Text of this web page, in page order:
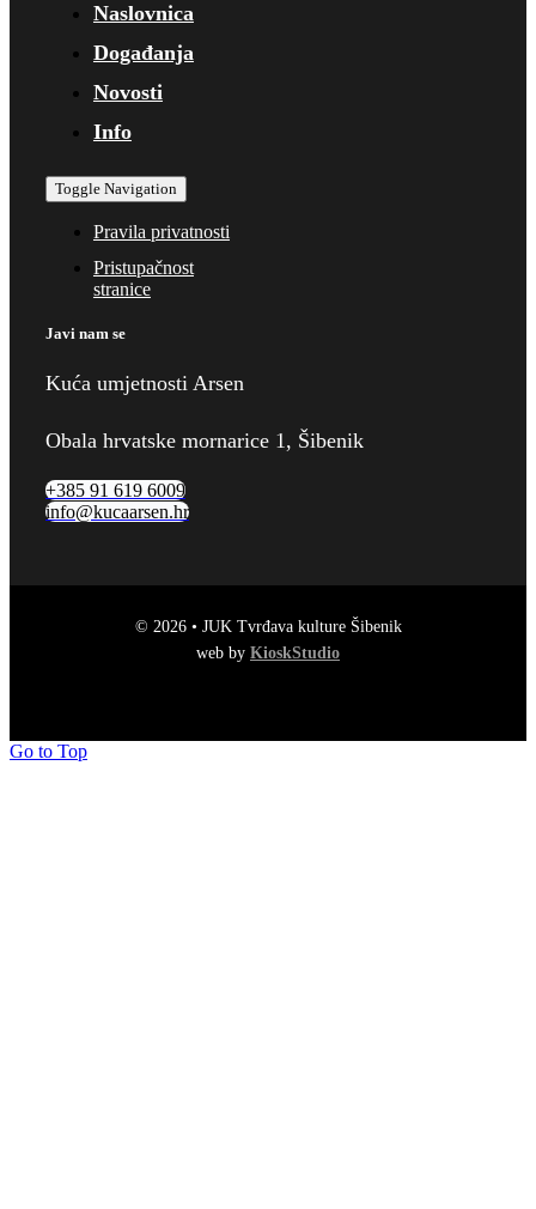
Naslovnica
Događanja
Novosti
Info
Toggle Navigation
Pravila privatnosti
Pristupačnost
stranice
Javi nam se
Kuća umjetnosti Arsen
Obala hrvatske mornarice 1, Šibenik
+385 91 619 6009
info@kucaarsen.hr
© 2026 • JUK Tvrđava kulture Šibenik
web by KioskStudio
Go to Top